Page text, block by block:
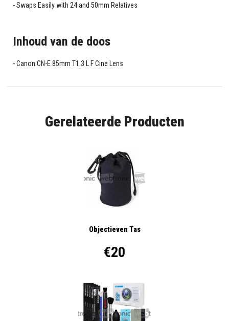
Swaps Easily with 24 and 50mm Relatives
Inhoud van de doos
Canon CN-E 85mm T1.3 L F Cine Lens
Gerelateerde Producten
Objectieven Tas
€20